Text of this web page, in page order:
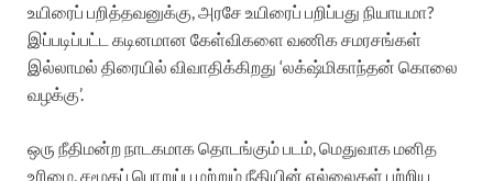
உயிரைப் பறித்தவனுக்கு, அரசே உயிரைப் பறிப்பது நியாயமா?
இப்படிப்பட்ட கடினமான கேள்விகளை வணிக சமரசங்கள்
இல்லாமல் திரையில் விவாதிக்கிறது ‘லக்‌ஷ்மிகாந்தன் கொலை
வழக்கு’.
ஒரு நீதிமன்ற நாடகமாக தொடங்கும் படம், மெதுவாக மனித
உரிமை, சமூகப் பொறுப்பு மற்றும் நீதியின் எல்லைகள் பற்றிய